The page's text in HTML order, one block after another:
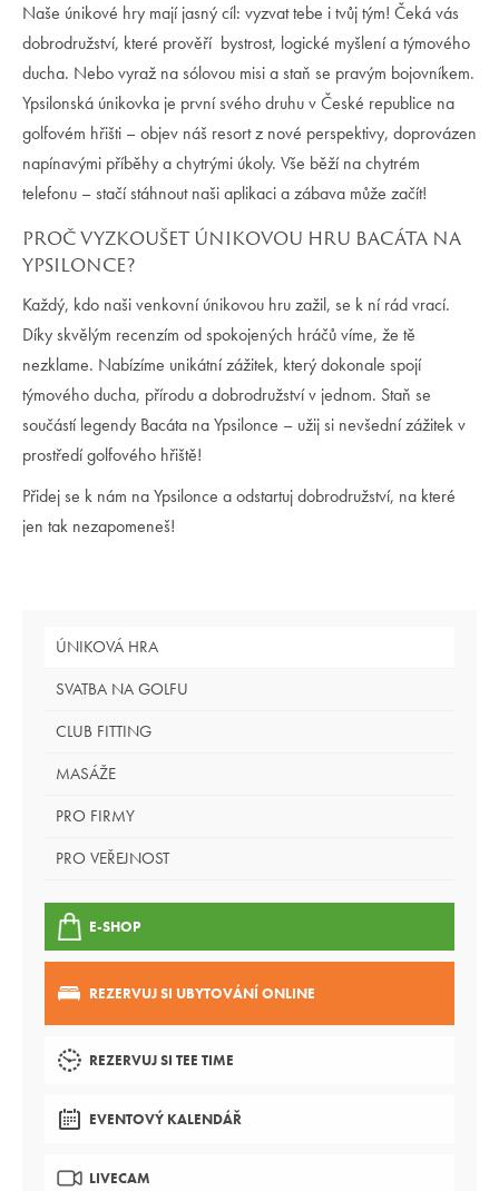
Naše únikové hry mají jasný cíl: vyzvat tebe i tvůj tým! Čeká vás
dobrodružství, které prověří bystrost, logické myšlení a týmového
ducha. Nebo vyraž na sólovou misi a staň se pravým bojovníkem.
Ypsilonská únikovka je první svého druhu v České republice na
golfovém hřišti – objev náš resort z nové perspektivy, doprovázen
napínavými příběhy a chytrými úkoly. Vše běží na chytrém
telefonu – stačí stáhnout naši aplikaci a zábava může začít!
PROČ VYZKOUŠET ÚNIKOVOU HRU BACÁTA NA
YPSILONCE?
Každý, kdo naši venkovní únikovou hru zažil, se k ní rád vrací.
Díky skvělým recenzím od spokojených hráčů víme, že tě
nezklame. Nabízíme unikátní zážitek, který dokonale spojí
týmového ducha, přírodu a dobrodružství v jednom. Staň se
součástí legendy Bacáta na Ypsilonce – užij si nevšední zážitek v
prostředí golfového hřiště!
Přidej se k nám na Ypsilonce a odstartuj dobrodružství, na které
jen tak nezapomeneš!
ÚNIKOVÁ HRA
SVATBA NA GOLFU
CLUB FITTING
MASÁŽE
PRO FIRMY
PRO VEŘEJNOST
E-SHOP
REZERVUJ SI UBYTOVÁNÍ ONLINE
REZERVUJ SI TEE TIME
EVENTOVÝ KALENDÁŘ
LIVECAM